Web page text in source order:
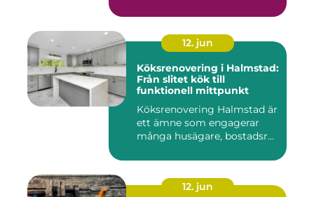
12. jun
Köksrenovering i Halmstad:
Från slitet kök till
funktionell mittpunkt
Köksrenovering Halmstad är
ett ämne som engagerar
många husägare, bostadsr...
12. jun